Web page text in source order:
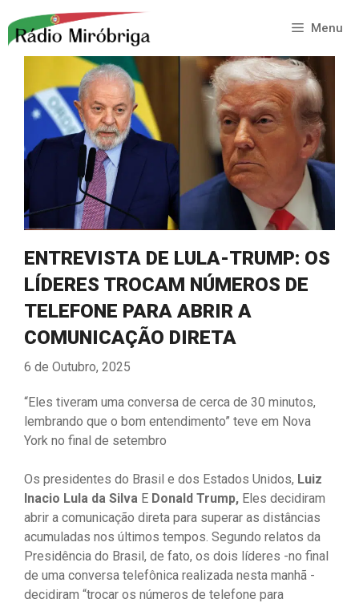
para
Menu
ENTREVISTA DE LULA-TRUMP: OS
LÍDERES TROCAM NÚMEROS DE
TELEFONE PARA ABRIR A
COMUNICAÇÃO DIRETA
6 de Outubro, 2025
“Eles tiveram uma conversa de cerca de 30 minutos,
lembrando que o bom entendimento” teve em Nova
York no final de setembro
Os presidentes do Brasil e dos Estados Unidos, Luiz
Inacio Lula da Silva E Donald Trump, Eles decidiram
abrir a comunicação direta para superar as distâncias
acumuladas nos últimos tempos. Segundo relatos da
Presidência do Brasil, de fato, os dois líderes -no final
de uma conversa telefônica realizada nesta manhã -
decidiram “trocar os números de telefone para